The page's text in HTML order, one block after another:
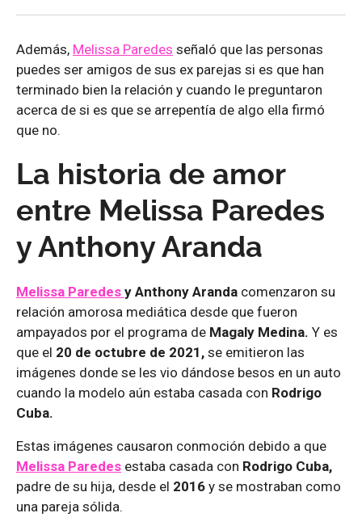
Además, Melissa Paredes señaló que las personas
puedes ser amigos de sus ex parejas si es que han
terminado bien la relación y cuando le preguntaron
acerca de si es que se arrepentía de algo ella firmó
que no.
La historia de amor
entre Melissa Paredes
y Anthony Aranda
Melissa Paredes y Anthony Aranda comenzaron su
relación amorosa mediática desde que fueron
ampayados por el programa de Magaly Medina. Y es
que el 20 de octubre de 2021, se emitieron las
imágenes donde se les vio dándose besos en un auto
cuando la modelo aún estaba casada con Rodrigo
Cuba.
Estas imágenes causaron conmoción debido a que
Melissa Paredes estaba casada con Rodrigo Cuba,
padre de su hija, desde el 2016 y se mostraban como
una pareja sólida.